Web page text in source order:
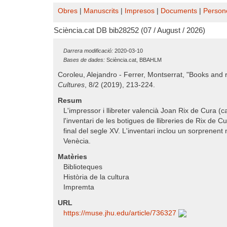
Obres Manuscrits Impresos Documents
Sciència.cat DB bib28252 (07 / August / 2026)
Darrera modificació: 2020-03-10
Bases de dades: Sciència.cat, BBAHLM
Coroleu, Alejandro - Ferrer, Montserrat, "Books
Cultures, 8/2 (2019), 213-224.
Resum
L'impressor i llibreter valencià Joan Rix de Cura
l'inventari de les botigues de llibreries de Rix de
final del segle XV. L'inventari inclou un
Venècia.
Matèries
Biblioteques
Història de la cultura
Impremta
URL
https:/​/​muse.jhu.edu/​article/​736327